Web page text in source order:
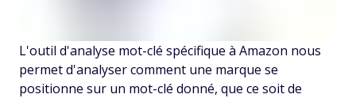
L'outil d'analyse mot-clé spécifique à Amazon nous
permet d'analyser comment une marque se
positionne sur un mot-clé donné, que ce soit de